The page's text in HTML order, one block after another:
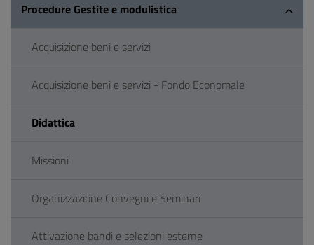
Procedure Gestite e modulistica
Acquisizione beni e servizi
Acquisizione beni e servizi - Fondo Economale
Didattica
Missioni
Organizzazione Convegni e Seminari
Attivazione bandi e selezioni esterne